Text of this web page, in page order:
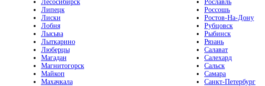
Лесосибирск
Липецк
Лиски
Лобня
Лысьва
Лыткарино
Люберцы
Магадан
Магнитогорск
Майкоп
Махачкала
Рославль
Россошь
Ростов-На-Дону
Рубцовск
Рыбинск
Рязань
Салават
Салехард
Сальск
Самара
Санкт-Петербург